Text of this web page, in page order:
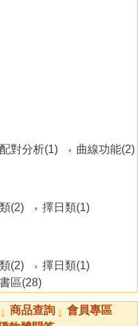
配對分析(1)
曲線功能(2)
(2)
擇日類(1)
(2)
擇日類(1)
區(28)
商品查詢
會員專區